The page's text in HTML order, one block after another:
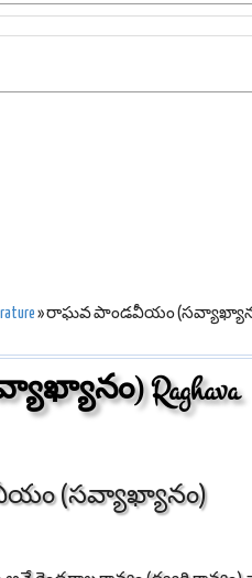
» రాఘవ పాండవీయం (సవ్యాఖ్యానం)
Raghava
(సవ్యాఖ్యానం)